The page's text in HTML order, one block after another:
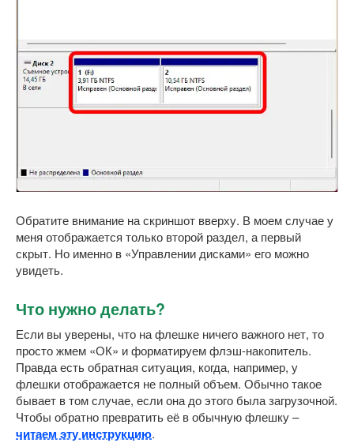
Обратите внимание на скриншот вверху. В моем случае у
меня отображается только второй раздел, а первый
скрыт. Но именно в «Управлении дисками» его можно
увидеть.
Что нужно делать?
Если вы уверены, что на флешке ничего важного нет, то
просто жмем «ОК» и форматируем флэш-накопитель.
Правда есть обратная ситуация, когда, например, у
флешки отображается не полный объем. Обычно такое
бывает в том случае, если она до этого была загрузочной.
Чтобы обратно превратить её в обычную флешку –
читаем эту инструкцию.